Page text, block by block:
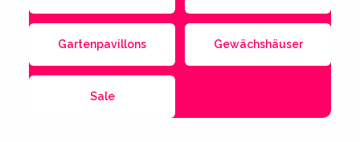
Gartenpavillons Gewächshäuser
Sale